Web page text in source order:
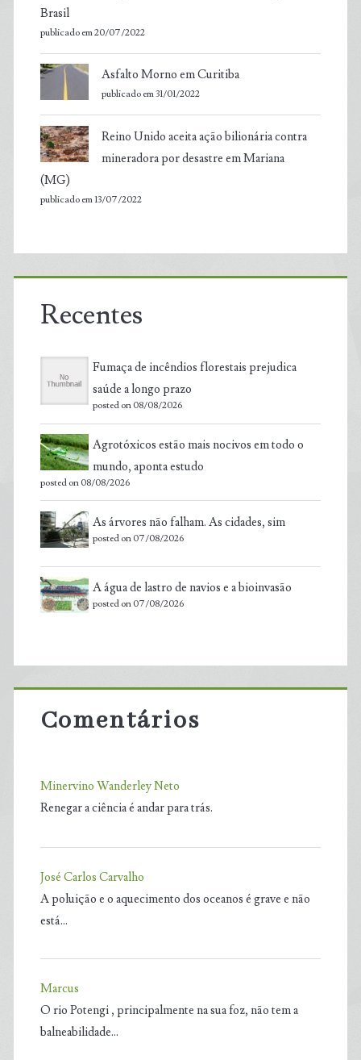
Brasil
publicado em 20/07/2022
Asfalto Morno em Curitiba
publicado em 31/01/2022
Reino Unido aceita ação bilionária contra
mineradora por desastre em Mariana
(MG)
publicado em 13/07/2022
Recentes
Fumaça de incêndios florestais prejudica
saúde a longo prazo
posted on 08/08/2026
Agrotóxicos estão mais nocivos em todo o
mundo, aponta estudo
posted on 08/08/2026
As árvores não falham. As cidades, sim
posted on 07/08/2026
A água de lastro de navios e a bioinvasão
posted on 07/08/2026
Comentários
Minervino Wanderley Neto
Renegar a ciência é andar para trás.
José Carlos Carvalho
A poluição e o aquecimento dos oceanos é grave e não
está…
Marcus
O rio Potengi , principalmente na sua foz, não tem a
balneabilidade…